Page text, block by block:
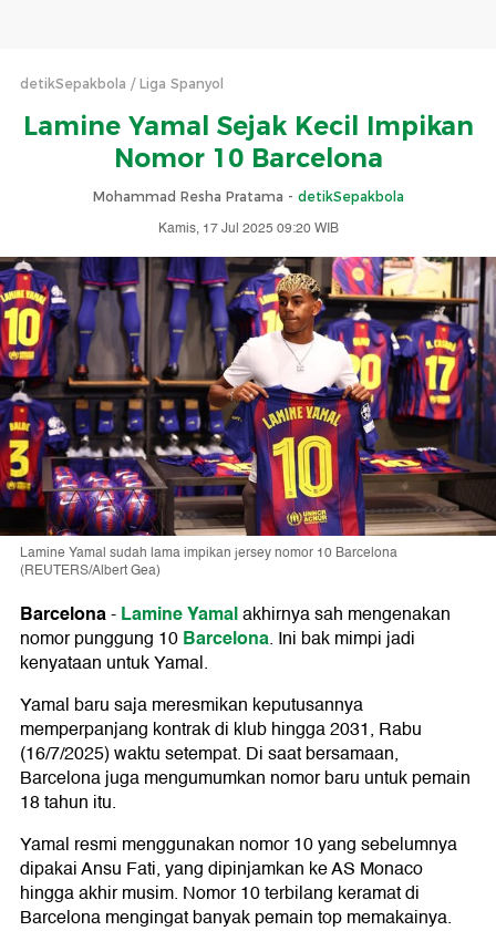
detikSepakbola Liga Spanyol
Lamine Yamal Sejak Kecil Impikan
Nomor 10 Barcelona
Mohammad Resha Pratama - detikSepakbola
Kamis, 17 Jul 2025 09:20 WIB
Lamine Yamal sudah lama impikan jersey nomor 10 Barcelona
(REUTERS/Albert Gea)
Barcelona-Lamine Yamalakhirnya sah mengenakan
nomor punggung 10Barcelona. Ini bak mimpi jadi
kenyataan untuk Yamal.
Yamal baru saja meresmikan keputusannya
memperpanjang kontrak di klub hingga 2031, Rabu
(16/7/2025) waktu setempat. Di saat bersamaan,
Barcelona juga mengumumkan nomor baru untuk pemain
18 tahun itu.
Yamal resmi menggunakan nomor 10 yang sebelumnya
dipakai Ansu Fati, yang dipinjamkan ke AS Monaco
hingga akhir musim. Nomor 10 terbilang keramat di
Barcelona mengingat banyak pemain top memakainya.